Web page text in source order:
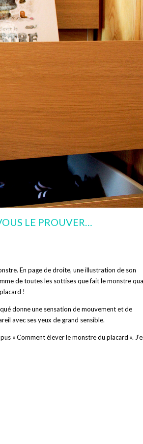
LE PROUVER…
En page de droite, une illustration de son
de toutes les sottises que fait le monstre
!
donne une sensation de mouvement et de
avec ses yeux de grand sensible.
« Comment élever le monstre du placard ».